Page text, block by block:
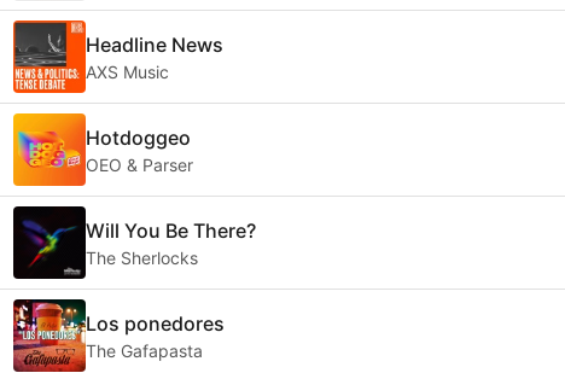
Headline News
AXS Music
Hotdoggeo
OEO & Parser
Will You Be There?
The Sherlocks
Los ponedores
The Gafapasta